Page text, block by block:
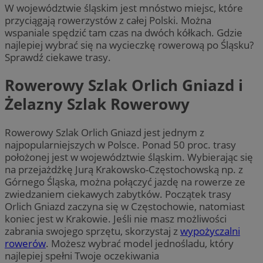
W województwie śląskim jest mnóstwo miejsc, które
przyciągają rowerzystów z całej Polski. Można
wspaniale spędzić tam czas na dwóch kółkach. Gdzie
najlepiej wybrać się na wycieczkę rowerową po Śląsku?
Sprawdź ciekawe trasy.
Rowerowy Szlak Orlich Gniazd i
Żelazny Szlak Rowerowy
Rowerowy Szlak Orlich Gniazd jest jednym z
najpopularniejszych w Polsce. Ponad 50 proc. trasy
położonej jest w województwie śląskim. Wybierając się
na przejażdżkę Jurą Krakowsko-Częstochowską np. z
Górnego Śląska, można połączyć jazdę na rowerze ze
zwiedzaniem ciekawych zabytków. Początek trasy
Orlich Gniazd zaczyna się w Częstochowie, natomiast
koniec jest w Krakowie. Jeśli nie masz możliwości
zabrania swojego sprzętu, skorzystaj zwypożyczalni
rowerów. Możesz wybrać model jednośladu, który
najlepiej spełni Twoje oczekiwania